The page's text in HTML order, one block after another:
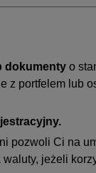
dokumenty o
z portfelem lub
pozwoli Ci na
jeżeli